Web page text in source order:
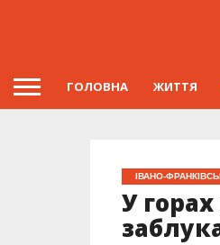
ГОЛОВНА ЖИТТЯ
ІВАНО-
У